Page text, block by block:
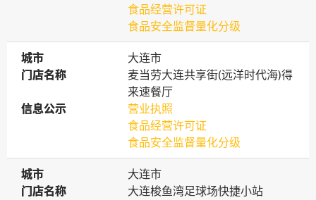
食品经营许可证
食品安全监督量化分级
城市
城市
大连市
门店名称
门店名称
麦当劳大连共享街(远洋时代海)得
来速餐厅
信息公示
信息公示
营业执照
食品经营许可证
食品安全监督量化分级
城市
城市
大连市
门店名称
门店名称
大连梭鱼湾足球场快捷小站